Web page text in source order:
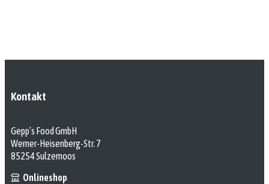
Kontakt
Gepp’s Food GmbH
Werner-Heisenberg-Str. 7
85254 Sulzemoos
Onlineshop